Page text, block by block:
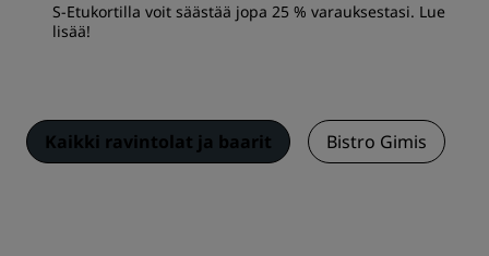
S-Etukortilla voit säästää jopa 25 % varauksestasi. Lue
lisää!
Kaikki ravintolat ja baarit Bistro Gimis